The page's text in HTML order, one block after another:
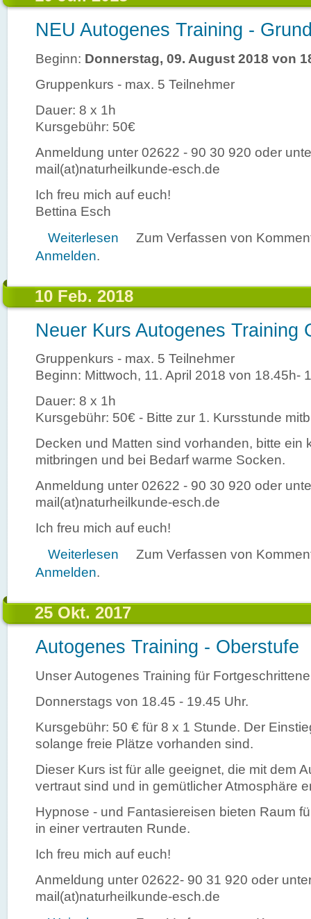
NEU Autogenes Training -
Beginn: Donnerstag, 09. August 2018 von
Gruppenkurs - max. 5 Teilnehmer
Dauer: 8 x 1h
Kursgebühr: 50€
Anmeldung unter 02622 - 90 30 920 oder
mail(at)naturheilkunde-esch.de
Ich freu mich auf euch!
Bettina Esch
Weiterlesen über NEU Autogenes Training - Grundstufe
Zum Verfassen von
Anmelden.
10 Feb. 2018
Neuer Kurs Autogenes Training
Gruppenkurs - max. 5 Teilnehmer
Beginn: Mittwoch, 11. April 2018 von 18.45h-
Dauer: 8 x 1h
Kursgebühr: 50€ - Bitte zur 1. Kursstunde
Decken und Matten sind vorhanden, bitte ein
mitbringen und bei Bedarf warme Socken.
Anmeldung unter 02622 - 90 30 920 oder
mail(at)naturheilkunde-esch.de
Ich freu mich auf euch!
Weiterlesen über Neuer Kurs Autogenes Training Grundstufe
Zum Verfassen von
Anmelden.
25 Okt. 2017
Autogenes Training - Oberstufe
Unser Autogenes Training für
Donnerstags von 18.45 - 19.45 Uhr.
Kursgebühr: 50 € für 8 x 1 Stunde. Der
solange freie Plätze vorhanden sind.
Dieser Kurs ist für alle geeignet, die mit dem
vertraut sind und in gemütlicher Atmosphäre
Hypnose - und Fantasiereisen bieten Raum
in einer vertrauten Runde.
Ich freu mich auf euch!
Anmeldung unter 02622- 90 31 920 oder
mail(at)naturheilkunde-esch.de